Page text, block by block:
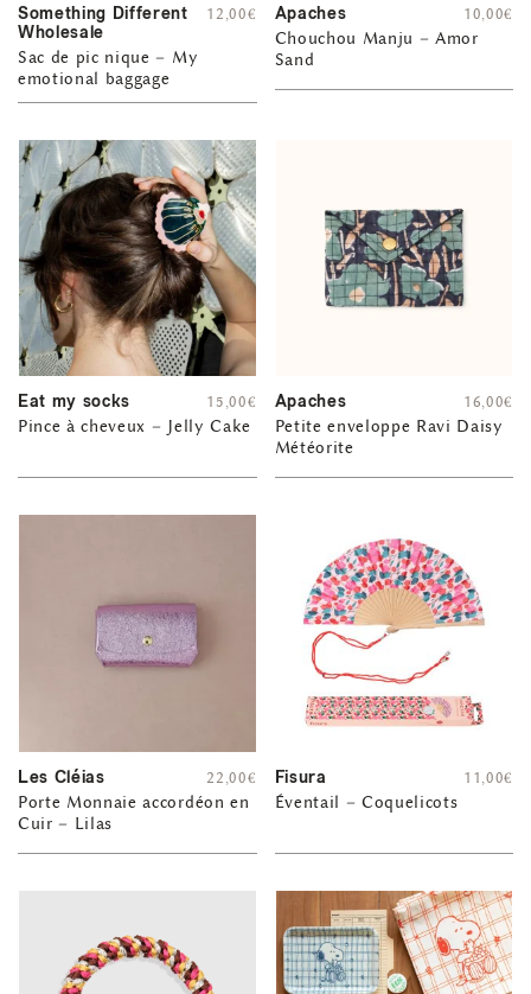
Something Different
Wholesale
Sac de pic nique – My
emotional baggage
12,00€ Apaches
Chouchou Manju – Amor
Sand
10,00€
Eat my socks
Pince à cheveux – Jelly Cake
15,00€ Apaches
Petite enveloppe Ravi Daisy
Météorite
16,00€
Les Cléias
Porte Monnaie accordéon en
Cuir – Lilas
22,00€ Fisura
Éventail – Coquelicots
11,00€